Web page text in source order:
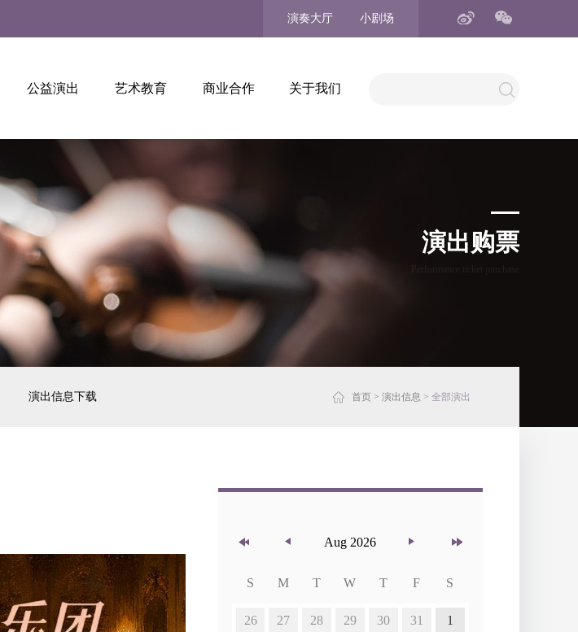
演奏大厅 小剧场
公益演出 艺术教育 商业合作 关于我们
演出购票
演出信息下载 首页 > 演出信息 > 全部演出
Aug 2026
S M T W T F S
26 27 28 29 30 31 1